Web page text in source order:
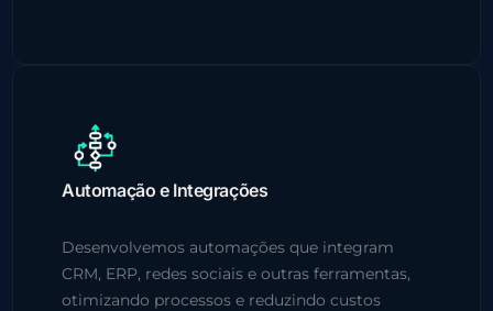
Automação e Integrações
Desenvolvemos automações que integram
CRM, ERP, redes sociais e outras ferramentas,
otimizando processos e reduzindo custos